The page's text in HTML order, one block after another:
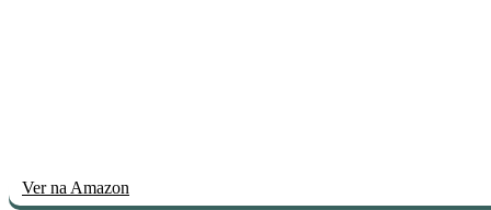
Ver na Amazon